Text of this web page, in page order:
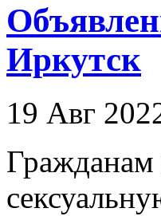
Иркутск
19 Авг
Грaждaнaм